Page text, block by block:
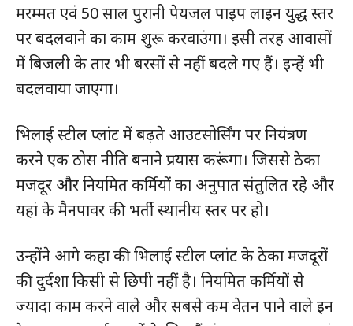
मरम्मत एवं 50 साल पुरानी पेयजल पाइप लाइन युद्ध स्तर
पर बदलवाने का काम शुरू करवाउंगा। इसी तरह आवासों
में बिजली के तार भी बरसों से नहीं बदले गए हैं। इन्हें भी
बदलवाया जाएगा।
भिलाई स्टील प्लांट में बढ़ते आउटसोर्सिंग पर नियंत्रण
करने एक ठोस नीति बनाने प्रयास करूंगा। जिससे ठेका
मजदूर और नियमित कर्मियों का अनुपात संतुलित रहे और
यहां के मैनपावर की भर्ती स्थानीय स्तर पर हो।
उन्होंने आगे कहा की भिलाई स्टील प्लांट के ठेका मजदूरों
की दुर्दशा किसी से छिपी नहीं है। नियमित कर्मियों से
ज्यादा काम करने वाले और सबसे कम वेतन पाने वाले इन